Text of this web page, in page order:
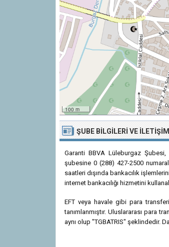
100 m
ŞUBE BILGILERI VE İLETIŞIM
Garanti BBVA Lüleburgaz
şubesine 0 (288) 427-2500
saatleri dışında bankacılık
internet bankacılığı hizmetini
EFT veya havale gibi para
tanımlanmıştır. Uluslararası para
aynı olup "TGBATRIS" şeklindedir.